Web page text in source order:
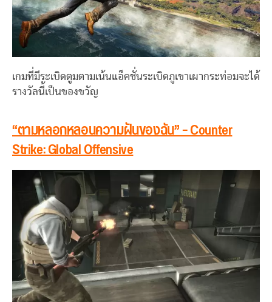
เกมที่มีระเบิดตูมตามเน้นแอ็คชั่นระเบิดภูเขาเผากระท่อมจะได้
รางวัลนี้เป็นของขวัญ
“ตามหลอกหลอนความฝันของฉัน” – Counter
Strike: Global Offensive